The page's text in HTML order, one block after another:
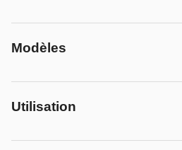
Modèles
Utilisation